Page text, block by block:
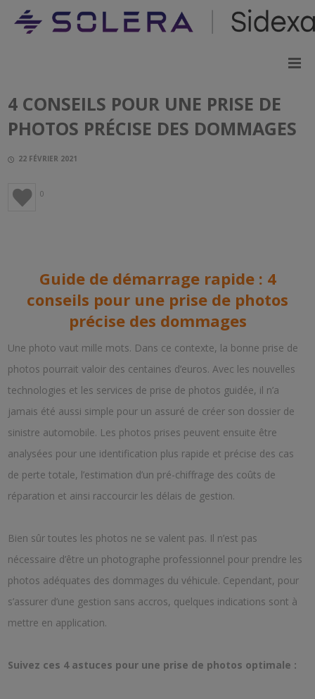
4 CONSEILS POUR UNE PRISE DE
PHOTOS PRÉCISE DES DOMMAGES
22 FÉVRIER 2021
0
Guide de démarrage rapide : 4
conseils pour une prise de photos
précise des dommages
Une photo vaut mille mots. Dans ce contexte, la bonne prise de
photos pourrait valoir des centaines d’euros. Avec les nouvelles
technologies et les services de prise de photos guidée, il n’a
jamais été aussi simple pour un assuré de créer son dossier de
sinistre automobile. Les photos prises peuvent ensuite être
analysées pour une identification plus rapide et précise des cas
de perte totale, l’estimation d’un pré-chiffrage des coûts de
réparation et ainsi raccourcir les délais de gestion.
Bien sûr toutes les photos ne se valent pas. Il n’est pas
nécessaire d’être un photographe professionnel pour prendre les
photos adéquates des dommages du véhicule. Cependant, pour
s’assurer d’une gestion sans accros, quelques indications sont à
mettre en application.
Suivez ces 4 astuces pour une prise de photos optimale :